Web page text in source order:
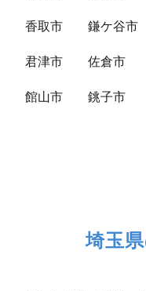
香取市 鎌ケ谷市
君津市 佐倉市
館山市 銚子市
埼玉